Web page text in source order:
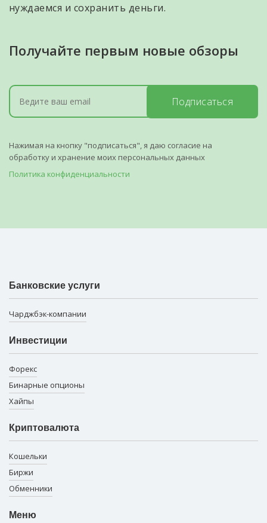
нуждаемся и сохранить деньги.
Получайте первым новые обзоры
Подписаться
Нажимая на кнопку "подписаться", я даю согласие на
обработку и хранение моих персональных данных
Политика конфиденциальности
Банковские услуги
Чарджбэк-компании
Инвестиции
Форекс
Бинарные опционы
Хайпы
Криптовалюта
Кошельки
Биржи
Обменники
Меню